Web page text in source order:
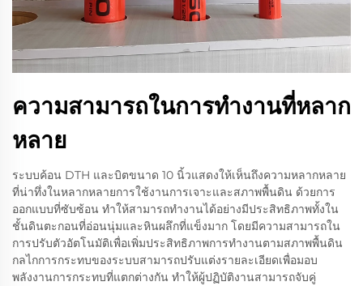
ความสามารถในการทํางานที่หลาก
หลาย
ระบบค้อน DTH และบิตขนาด 10 นิ้วแสดงให้เห็นถึงความหลากหลาย
ที่น่าทึ่งในหลากหลายการใช้งานการเจาะและสภาพพื้นดิน ด้วยการ
ออกแบบที่ซับซ้อน ทำให้สามารถทำงานได้อย่างมีประสิทธิภาพทั้งใน
ชั้นดินตะกอนที่อ่อนนุ่มและหินผลึกที่แข็งมาก โดยมีความสามารถใน
การปรับตัวอัตโนมัติเพื่อเพิ่มประสิทธิภาพการทำงานตามสภาพพื้นดิน
กลไกการกระทบของระบบสามารถปรับแต่งรายละเอียดเพื่อมอบ
พลังงานการกระทบที่แตกต่างกัน ทำให้ผู้ปฏิบัติงานสามารถจับคู่